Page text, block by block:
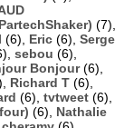
(7),
(6), Eric (6), Serge
sebou (6),
Bonjour(6),
Richard T (6),
(6), tvtweet (6),
(6), Nathalie